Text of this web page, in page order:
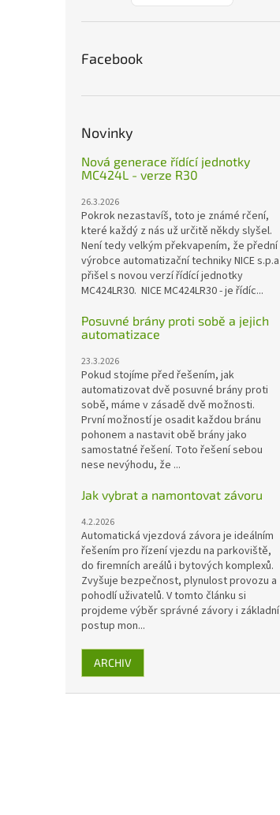
Facebook
Novinky
Nová generace řídící jednotky
MC424L - verze R30
26.3.2026
Pokrok nezastavíš, toto je známé rčení,
které každý z nás už určitě někdy slyšel.
Není tedy velkým překvapením, že přední
výrobce automatizační techniky NICE s.p.a
přišel s novou verzí řídící jednotky
MC424LR30. NICE MC424LR30 - je řídíc...
Posuvné brány proti sobě a jejich
automatizace
23.3.2026
Pokud stojíme před řešením, jak
automatizovat dvě posuvné brány proti
sobě, máme v zásadě dvě možnosti.
První možností je osadit každou bránu
pohonem a nastavit obě brány jako
samostatné řešení. Toto řešení sebou
nese nevýhodu, že ...
Jak vybrat a namontovat závoru
4.2.2026
Automatická vjezdová závora je ideálním
řešením pro řízení vjezdu na parkoviště,
do firemních areálů i bytových komplexů.
Zvyšuje bezpečnost, plynulost provozu a
pohodlí uživatelů. V tomto článku si
projdeme výběr správné závory i základní
postup mon...
ARCHIV